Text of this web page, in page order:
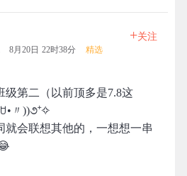
8月20日 22时38分 精选
+关注
级第二（以前顶多是7.8这
〃))૭⁺✧
就会联想其他的，一想想一串